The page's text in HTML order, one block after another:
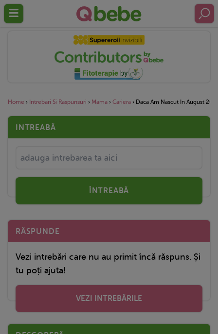
Home › Intrebari Si Raspunsuri › Mama › Cariera › Daca Am Nascut In August
INTREABĂ
ÎNTREABĂ
RĂSPUNDE
Vezi intrebări care nu au primit încă răspuns. Și
tu poți ajuta!
VEZI INTREBĂRILE